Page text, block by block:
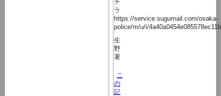
チ
ラ
https://service.sugumail.com/osaka-
police/m/u/i/
生
野
署
こ
の
記